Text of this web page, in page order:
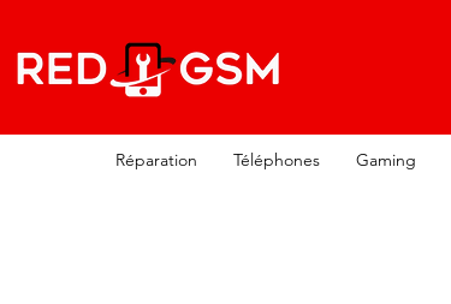
Réparation Téléphones Gaming